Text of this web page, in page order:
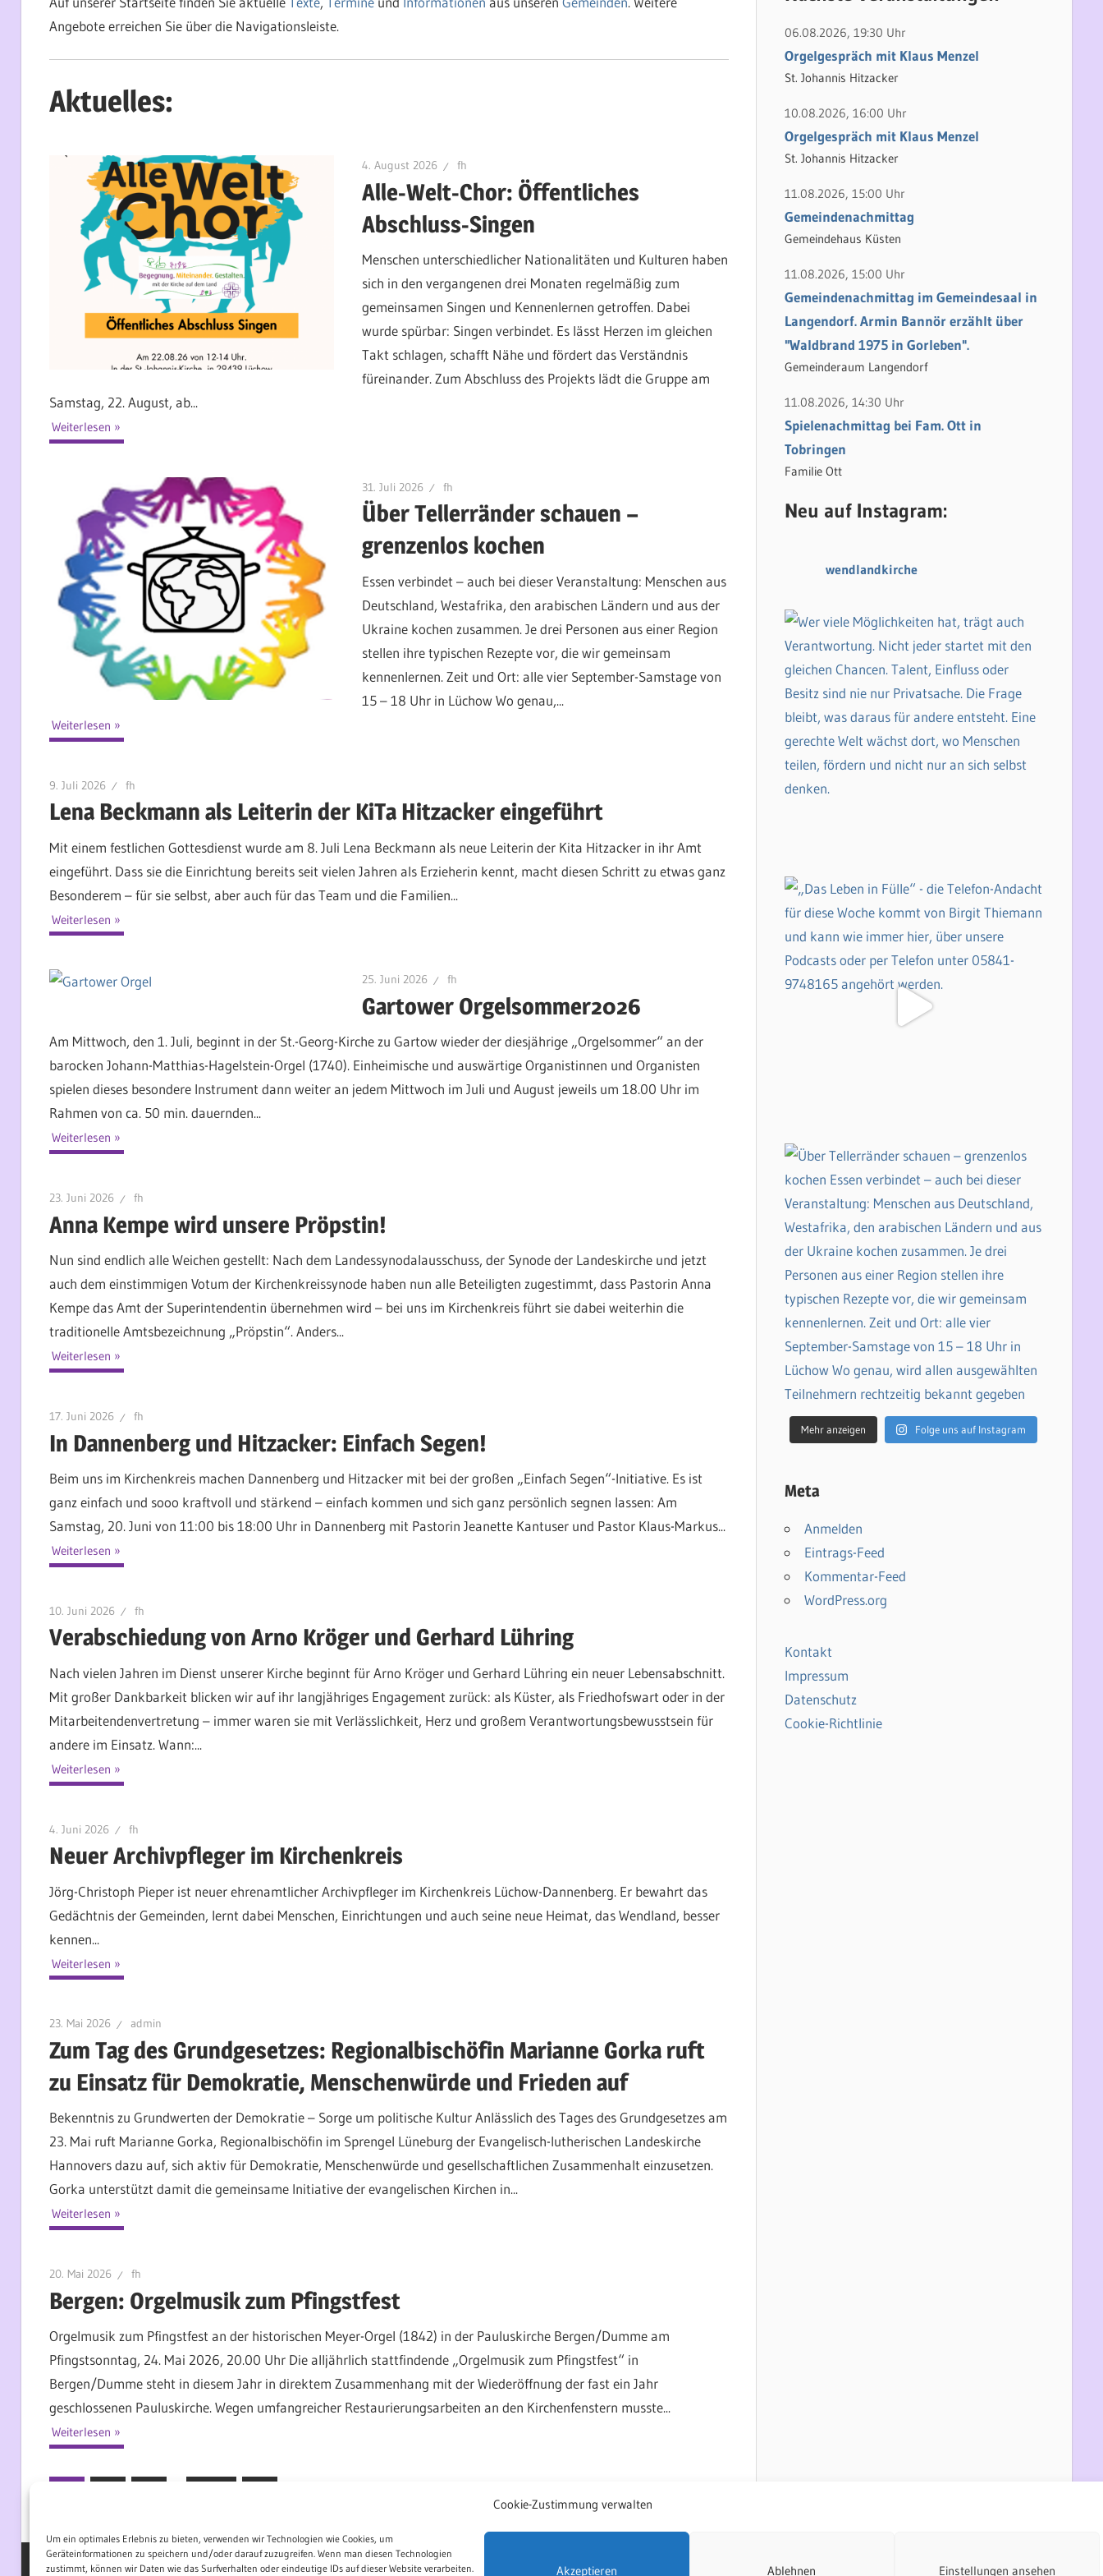
Cookie-Zustimmung verwalten
Um ein optimales Erlebnis zu bieten, verwenden wir Technologien wie Cookies, um
Geräteinformationen zu speichern und/oder darauf zuzugreifen. Wenn man diesen Technologien
zustimmt, können wir Daten wie das Surfverhalten oder eindeutige IDs auf dieser Website verarbeiten.
Akzeptieren Ablehnen Einstellungen ansehen
Angebote erreichen Sie über die Navigationsleiste.
Aktuelles:
4. August 2026 fh
Alle-Welt-Chor: Öffentliches
Abschluss-Singen
Menschen unterschiedlicher Nationalitäten und Kulturen haben
sich in den vergangenen drei Monaten regelmäßig zum
gemeinsamen Singen und Kennenlernen getroffen. Dabei
wurde spürbar: Singen verbindet. Es lässt Herzen im gleichen
Takt schlagen, schafft Nähe und fördert das Verständnis
füreinander. Zum Abschluss des Projekts lädt die Gruppe am
Samstag, 22. August, ab...
Weiterlesen
31. Juli 2026 fh
Über Tellerränder schauen –
grenzenlos kochen
Essen verbindet – auch bei dieser Veranstaltung: Menschen aus
Deutschland, Westafrika, den arabischen Ländern und aus der
Ukraine kochen zusammen. Je drei Personen aus einer Region
stellen ihre typischen Rezepte vor, die wir gemeinsam
kennenlernen. Zeit und Ort: alle vier September-Samstage von
15 – 18 Uhr in Lüchow Wo genau,...
Weiterlesen
9. Juli 2026 fh
Lena Beckmann als Leiterin der KiTa Hitzacker eingeführt
Mit einem festlichen Gottesdienst wurde am 8. Juli Lena Beckmann als neue Leiterin der Kita Hitzacker in ihr Amt
eingeführt. Dass sie die Einrichtung bereits seit vielen Jahren als Erzieherin kennt, macht diesen Schritt zu etwas ganz
Besonderem – für sie selbst, aber auch für das Team und die Familien...
Weiterlesen
25. Juni 2026 fh
Gartower Orgelsommer2026
Am Mittwoch, den 1. Juli, beginnt in der St.-Georg-Kirche zu Gartow wieder der diesjährige „Orgelsommer“ an der
barocken Johann-Matthias-Hagelstein-Orgel (1740). Einheimische und auswärtige Organistinnen und Organisten
spielen dieses besondere Instrument dann weiter an jedem Mittwoch im Juli und August jeweils um 18.00 Uhr im
Rahmen von ca. 50 min. dauernden...
Weiterlesen
23. Juni 2026 fh
Anna Kempe wird unsere Pröpstin!
Nun sind endlich alle Weichen gestellt: Nach dem Landessynodalausschuss, der Synode der Landeskirche und jetzt
auch dem einstimmigen Votum der Kirchenkreissynode haben nun alle Beteiligten zugestimmt, dass Pastorin Anna
Kempe das Amt der Superintendentin übernehmen wird – bei uns im Kirchenkreis führt sie dabei weiterhin die
traditionelle Amtsbezeichnung „Pröpstin“. Anders...
Weiterlesen
17. Juni 2026 fh
In Dannenberg und Hitzacker: Einfach Segen!
Beim uns im Kirchenkreis machen Dannenberg und Hitzacker mit bei der großen „Einfach Segen“-Initiative. Es ist
ganz einfach und sooo kraftvoll und stärkend – einfach kommen und sich ganz persönlich segnen lassen: Am
Samstag, 20. Juni von 11:00 bis 18:00 Uhr in Dannenberg mit Pastorin Jeanette Kantuser und Pastor Klaus-Markus...
Weiterlesen
10. Juni 2026 fh
Verabschiedung von Arno Kröger und Gerhard Lühring
Nach vielen Jahren im Dienst unserer Kirche beginnt für Arno Kröger und Gerhard Lühring ein neuer Lebensabschnitt.
Mit großer Dankbarkeit blicken wir auf ihr langjähriges Engagement zurück: als Küster, als Friedhofswart oder in der
Mitarbeitendenvertretung – immer waren sie mit Verlässlichkeit, Herz und großem Verantwortungsbewusstsein für
andere im Einsatz. Wann:...
Weiterlesen
4. Juni 2026 fh
Neuer Archivpfleger im Kirchenkreis
Jörg-Christoph Pieper ist neuer ehrenamtlicher Archivpfleger im Kirchenkreis Lüchow-Dannenberg. Er bewahrt das
Gedächtnis der Gemeinden, lernt dabei Menschen, Einrichtungen und auch seine neue Heimat, das Wendland, besser
kennen...
Weiterlesen
23. Mai 2026 admin
Zum Tag des Grundgesetzes: Regionalbischöfin Marianne Gorka ruft
zu Einsatz für Demokratie, Menschenwürde und Frieden auf
Bekenntnis zu Grundwerten der Demokratie – Sorge um politische Kultur Anlässlich des Tages des Grundgesetzes am
23. Mai ruft Marianne Gorka, Regionalbischöfin im Sprengel Lüneburg der Evangelisch-lutherischen Landeskirche
Hannovers dazu auf, sich aktiv für Demokratie, Menschenwürde und gesellschaftlichen Zusammenhalt einzusetzen.
Gorka unterstützt damit die gemeinsame Initiative der evangelischen Kirchen in...
Weiterlesen
20. Mai 2026 fh
Bergen: Orgelmusik zum Pfingstfest
Orgelmusik zum Pfingstfest an der historischen Meyer-Orgel (1842) in der Pauluskirche Bergen/Dumme am
Pfingstsonntag, 24. Mai 2026, 20.00 Uhr Die alljährlich stattfindende „Orgelmusik zum Pfingstfest“ in
Bergen/Dumme steht in diesem Jahr in direktem Zusammenhang mit der Wiederöffnung der fast ein Jahr
geschlossenen Pauluskirche. Wegen umfangreicher Restaurierungsarbeiten an den Kirchenfenstern musste...
Weiterlesen
der
e
n
n
a
06.08.2026, 19:30 Uhr
Orgelgespräch mit Klaus Menzel
St. Johannis Hitzacker
10.08.2026, 16:00 Uhr
Orgelgespräch mit Klaus Menzel
St. Johannis Hitzacker
11.08.2026, 15:00 Uhr
Gemeindenachmittag
Gemeindehaus Küsten
11.08.2026, 15:00 Uhr
Gemeindenachmittag im Gemeindesaal in
Langendorf. Armin Bannör erzählt über
"Waldbrand 1975 in Gorleben".
Gemeinderaum Langendorf
11.08.2026, 14:30 Uhr
Spielenachmittag bei Fam. Ott in
Tobringen
Familie Ott
Neu auf Instagram:
wendlandkirche
Mehr anzeigen Folge uns auf Instagram
Meta
Anmelden
Eintrags-Feed
Kommentar-Feed
WordPress.org
Kontakt
Impressum
Datenschutz
Cookie-Richtlinie